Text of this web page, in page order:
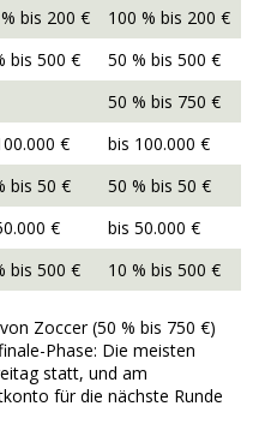
bis 200 €
100 % bis 200 €
bis 500 €
50 % bis 500 €
50 % bis 750 €
€
bis 100.000 €
bis 50 €
50 % bis 50 €
€
bis 50.000 €
bis 500 € 10 % bis 500 €
Zoccer (50 % bis 750 €)
Phase: Die meisten
statt, und am
für die nächste Runde